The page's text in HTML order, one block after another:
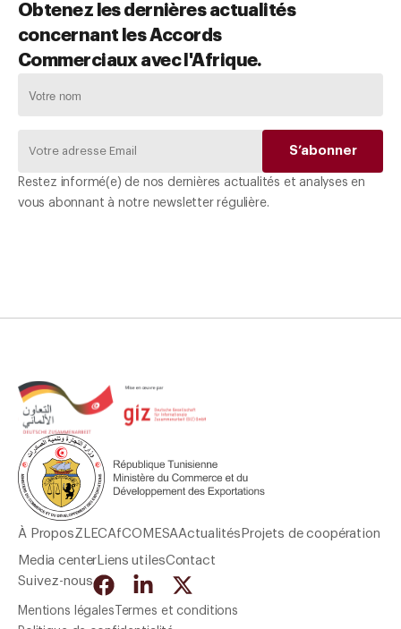
Obtenez les dernières actualités
concernant les Accords
Commerciaux avec l'Afrique.
Restez informé(e) de nos dernières actualités et analyses en
vous abonnant à notre newsletter régulière.
À ProposZLECAfCOMESAActualités Projets de coopération
Media center Liens utilesContact
Suivez-nous
Mentions légales Termes et conditions